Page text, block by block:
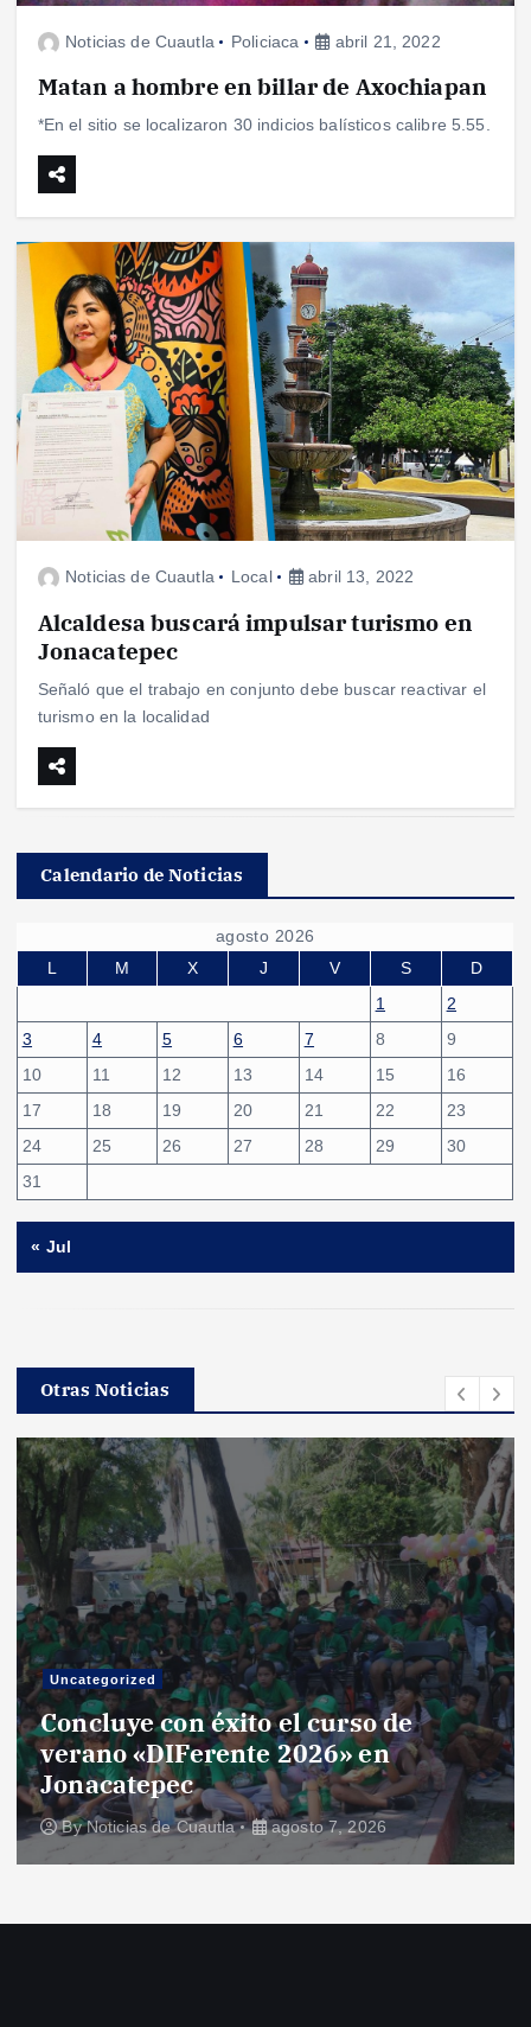
Noticias de Cuautla Policiaca abril 21, 2022
Matan a hombre en billar de Axochiapan
*En el sitio se localizaron 30 indicios balísticos calibre 5.55.
Noticias de Cuautla Local abril 13, 2022
Alcaldesa buscará impulsar turismo en
Jonacatepec
Señaló que el trabajo en conjunto debe buscar reactivar el
turismo en la localidad
Calendario de Noticias
agosto 2026
L
M X J V S
D
1
2
3
4 5 6 7 8
9
10
11 12 13 14 15
16
17
18 19 20 21 22
23
24
25 26 27 28 29
30
31
« Jul
Otras Noticias
Uncategorized
Concluye con éxito el curso de
verano «DIFerente 2026» en
Jonacatepec
ByNoticias de Cuautla agosto 7, 2026